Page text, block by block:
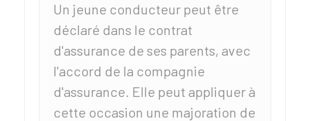
Un jeune conducteur peut être
déclaré dans le contrat
d'assurance de ses parents, avec
l'accord de la compagnie
d'assurance. Elle peut appliquer à
cette occasion une majoration de